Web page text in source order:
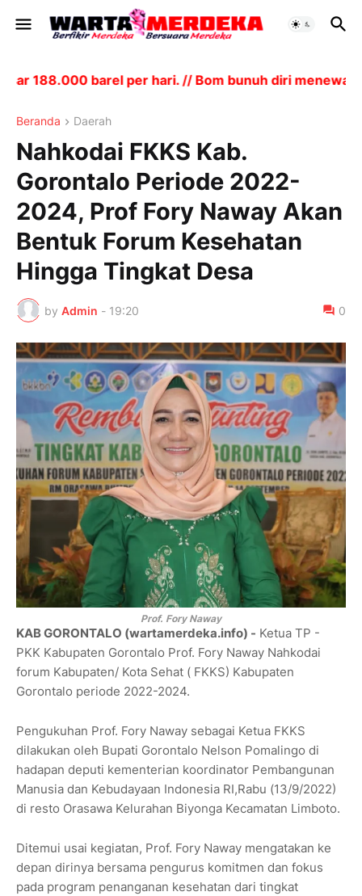
barel per hari. // Bom bunuh diri
Beranda Daerah
Nahkodai FKKS Kab.
Gorontalo Periode 2022-
2024, Prof Fory Naway Akan
Bentuk Forum Kesehatan
Hingga Tingkat Desa
by Admin - 19:20 0
Prof. Fory Naway
KAB GORONTALO (wartamerdeka.info) - Ketua TP -
PKK Kabupaten Gorontalo Prof. Fory Naway Nahkodai
forum Kabupaten/ Kota Sehat ( FKKS) Kabupaten
Gorontalo periode 2022-2024.
Pengukuhan Prof. Fory Naway sebagai Ketua FKKS
dilakukan oleh Bupati Gorontalo Nelson Pomalingo di
hadapan deputi kementerian koordinator Pembangunan
Manusia dan Kebudayaan Indonesia RI,Rabu (13/9/2022)
di resto Orasawa Kelurahan Biyonga Kecamatan Limboto.
Ditemui usai kegiatan, Prof. Fory Naway mengatakan ke
depan dirinya bersama pengurus komitmen dan fokus
pada program penanganan kesehatan dari tingkat